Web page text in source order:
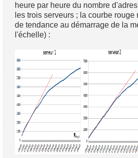
heure par heure du nombre
les trois serveurs ; la courbe
de tendance au démarrage de la
l'échelle) :